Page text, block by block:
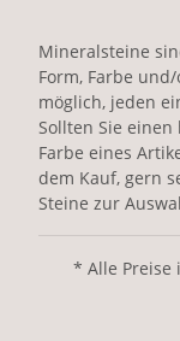
Mineralsteine
Form, Farbe
möglich, jeden
Sollten Sie
Farbe eines
dem Kauf, gern
Steine zur
* Alle Preise